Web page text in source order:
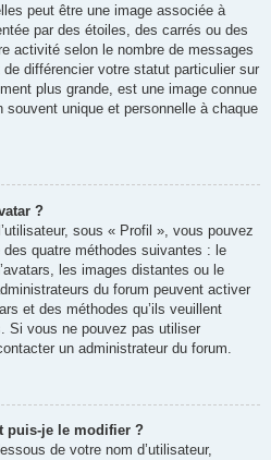
peut être une image associée à
par des étoiles, des carrés ou des
activité selon le nombre de messages
différencier votre statut particulier sur
plus grande, est une image connue
souvent unique et personnelle à chaque
?
sous « Profil », vous pouvez
quatre méthodes suivantes : le
les images distantes ou le
du forum peuvent activer
et des méthodes qu’ils veuillent
Si vous ne pouvez pas utiliser
un administrateur du forum.
puis-je le modifier ?
de votre nom d’utilisateur,